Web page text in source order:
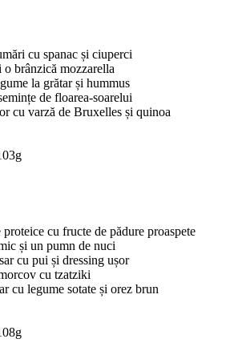
cu spanac și ciuperci
o brânzică mozzarella
la grătar și hummus
de floarea-soarelui
cu varză de Bruxelles și quinoa
proteice cu fructe de pădure proaspete
și un pumn de nuci
cu pui și dressing ușor
cu tzatziki
cu legume sotate și orez brun